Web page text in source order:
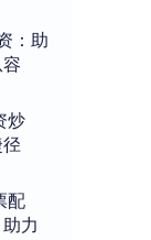
：助
炒
配
力